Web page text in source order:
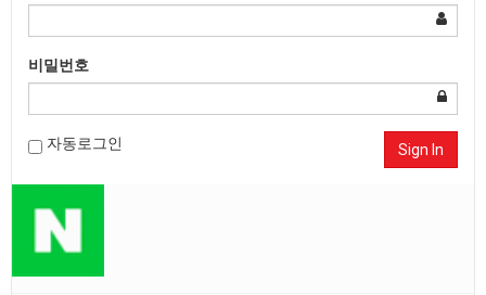
비밀번호
자동로그인 Sign In